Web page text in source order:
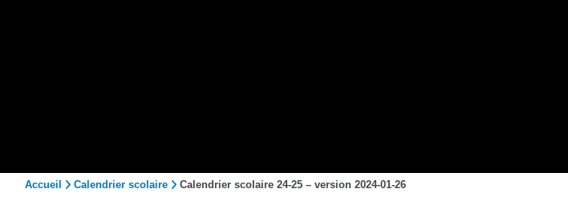
Accueil Calendrier scolaire Calendrier scolaire 24-25 – version 2024-01-26